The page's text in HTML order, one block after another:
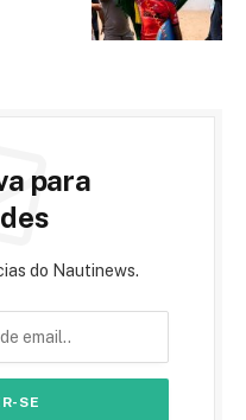
para
do Nautinews.